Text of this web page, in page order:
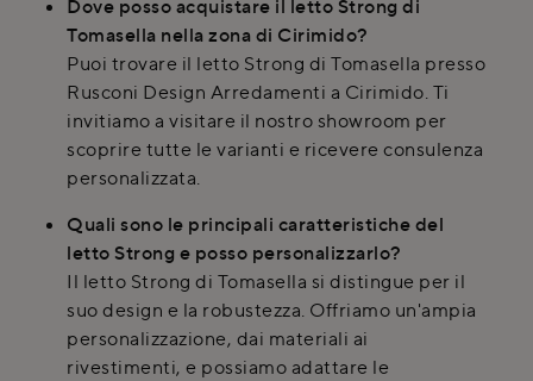
Dove posso acquistare il letto Strong di
Tomasella nella zona di Cirimido?
Puoi trovare il letto Strong di Tomasella presso
Rusconi Design Arredamenti a Cirimido. Ti
invitiamo a visitare il nostro showroom per
scoprire tutte le varianti e ricevere consulenza
personalizzata.
Quali sono le principali caratteristiche del
letto Strong e posso personalizzarlo?
Il letto Strong di Tomasella si distingue per il
suo design e la robustezza. Offriamo un'ampia
personalizzazione, dai materiali ai
rivestimenti, e possiamo adattare le